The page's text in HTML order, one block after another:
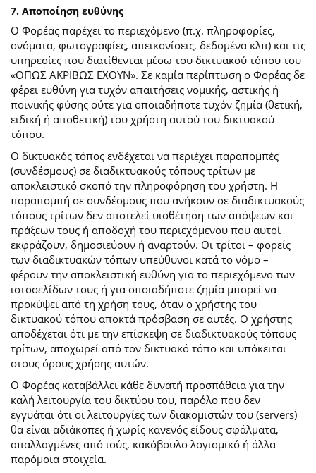
7. Αποποίηση ευθύνης
Ο Φορέας παρέχει το περιεχόμενο (π.χ. πληροφορίες,
ονόματα, φωτογραφίες, απεικονίσεις, δεδομένα κλπ) και τις
υπηρεσίες που διατίθενται μέσω του δικτυακού τόπου του
«ΟΠΩΣ ΑΚΡΙΒΩΣ ΕΧΟΥΝ». Σε καμία περίπτωση ο Φορέας δε
φέρει ευθύνη για τυχόν απαιτήσεις νομικής, αστικής ή
ποινικής φύσης ούτε για οποιαδήποτε τυχόν ζημία (θετική,
ειδική ή αποθετική) του χρήστη αυτού του δικτυακού
τόπου.
O δικτυακός τόπος ενδέχεται να περιέχει παραπομπές
(συνδέσμους) σε διαδικτυακούς τόπους τρίτων με
αποκλειστικό σκοπό την πληροφόρηση του χρήστη. Η
παραπομπή σε συνδέσμους που ανήκουν σε διαδικτυακούς
τόπους τρίτων δεν αποτελεί υιοθέτηση των απόψεων και
πράξεων τους ή αποδοχή του περιεχόμενου που αυτοί
εκφράζουν, δημοσιεύουν ή αναρτούν. Οι τρίτοι – φορείς
των διαδικτυακών τόπων υπεύθυνοι κατά το νόμο –
φέρουν την αποκλειστική ευθύνη για το περιεχόμενο των
ιστοσελίδων τους ή για οποιαδήποτε ζημία μπορεί να
προκύψει από τη χρήση τους, όταν ο χρήστης του
δικτυακού τόπου αποκτά πρόσβαση σε αυτές. Ο χρήστης
αποδέχεται ότι με την επίσκεψη σε διαδικτυακούς τόπους
τρίτων, αποχωρεί από τον δικτυακό τόπο και υπόκειται
στους όρους χρήσης αυτών.
Ο Φορέας καταβάλλει κάθε δυνατή προσπάθεια για την
καλή λειτουργία του δικτύου του, παρόλο που δεν
εγγυάται ότι οι λειτουργίες των διακομιστών του (servers)
θα είναι αδιάκοπες ή χωρίς κανενός είδους σφάλματα,
απαλλαγμένες από ιούς, κακόβουλο λογισμικό ή άλλα
παρόμοια στοιχεία.